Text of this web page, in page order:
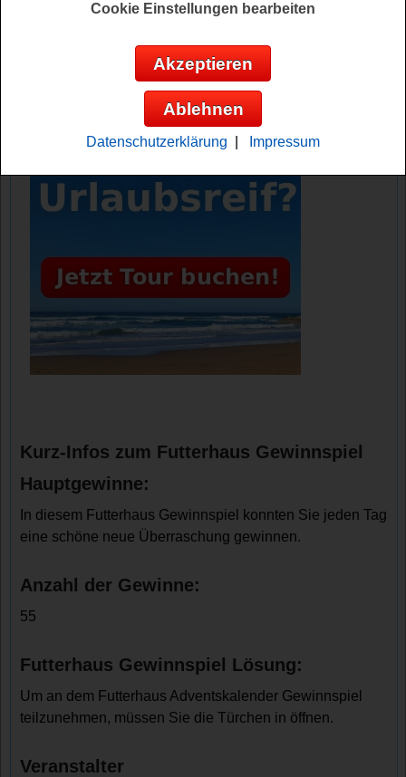
neue Überraschung
Anzeige:
Kurz-Infos zum Futterhaus Gewinnspiel
Hauptgewinne:
In diesem Futterhaus Gewinnspiel konnten Sie jeden Tag
eine schöne neue Überraschung gewinnen.
Anzahl der Gewinne:
55
Futterhaus Gewinnspiel Lösung:
Um an dem Futterhaus Adventskalender Gewinnspiel
teilzunehmen, müssen Sie die Türchen in öffnen.
Veranstalter
Cookie Einstellungen bearbeiten
Akzeptieren
Ablehnen
Datenschutzerklärung Impressum